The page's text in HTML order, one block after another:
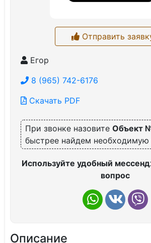
Отправить
Егор
8 (965) 742-6176
Скачать PDF
При звонке назовите Объект
быстрее найдем
Используйте удобный
вопрос
Описание